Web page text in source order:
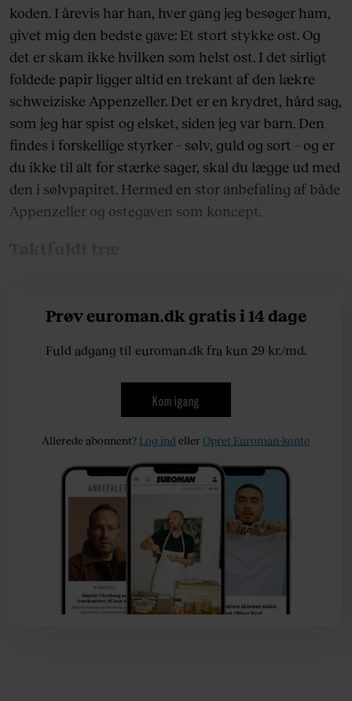
koden. I årevis har han, hver gang jeg besøger ham,
givet mig den bedste gave: Et stort stykke ost. Og
det er skam ikke hvilken som helst ost. I det sirligt
foldede papir ligger altid en trekant af den lækre
schweiziske Appenzeller. Det er en krydret, hård sag,
som jeg har spist og elsket, siden jeg var barn. Den
findes i forskellige styrker – sølv, guld og sort – og er
du ikke til alt for stærke sager, skal du lægge ud med
den i sølvpapiret. Hermed en stor anbefaling af både
Appenzeller og ostegaven som koncept.
Taktfuldt træ
Prøv euroman.dk gratis i 14 dage
Fuld adgang til euroman.dk fra kun 29 kr./md.
Kom igang
Allerede abonnent? Log ind ellerOpret Euroman-konto